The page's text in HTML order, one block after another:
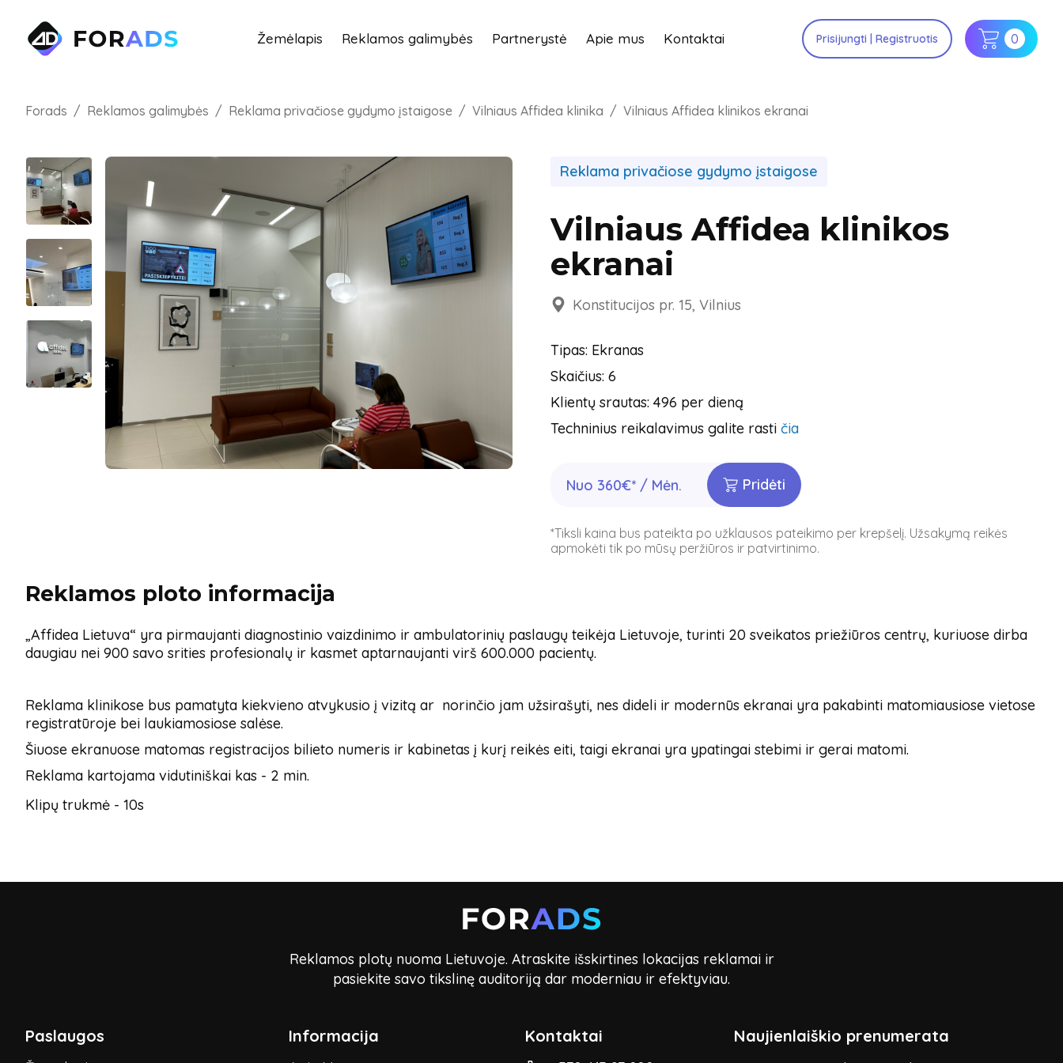
Žemėlapis Reklamos galimybės Partnerystė Apie mus Kontaktai Prisijungti | Registruotis 0
Forads Reklamos galimybės Reklama privačiose gydymo įstaigose Vilniaus Affidea klinika Vilniaus Affidea klinikos ekranai
Reklama privačiose gydymo įstaigose
Vilniaus Affidea klinikos
ekranai
Konstitucijos pr. 15, Vilnius
Tipas: Ekranas
Skaičius: 6
Klientų srautas: 496 per dieną
Techninius reikalavimus galite rasti čia
Nuo 360€* / Mėn. Pridėti
*Tiksli kaina bus pateikta po užklausos pateikimo per krepšelį. Užsakymą reikės
apmokėti tik po mūsų peržiūros ir patvirtinimo.
Reklamos ploto informacija
„Affidea Lietuva“ yra pirmaujanti diagnostinio vaizdinimo ir ambulatorinių paslaugų teikėja Lietuvoje, turinti 20 sveikatos priežiūros centrų, kuriuose dirba
daugiau nei 900 savo srities profesionalų ir kasmet aptarnaujanti virš 600.000 pacientų.
Reklama klinikose bus pamatyta kiekvieno atvykusio į vizitą ar norinčio jam užsirašyti, nes dideli ir modernūs ekranai yra pakabinti matomiausiose vietose
registratūroje bei laukiamosiose salėse.
Šiuose ekranuose matomas registracijos bilieto numeris ir kabinetas į kurį reikės eiti, taigi ekranai yra ypatingai stebimi ir gerai matomi.
Reklama kartojama vidutiniškai kas - 2 min.
Klipų trukmė - 10s
Reklamos plotų nuoma Lietuvoje. Atraskite išskirtines lokacijas reklamai ir
pasiekite savo tikslinę auditoriją dar moderniau ir efektyviau.
Paslaugos Informacija Kontaktai Naujienlaiškio prenumerata